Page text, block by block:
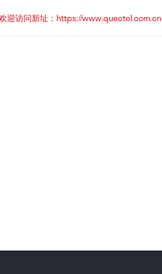
迎访问新址：https://www.quectel.com.cn